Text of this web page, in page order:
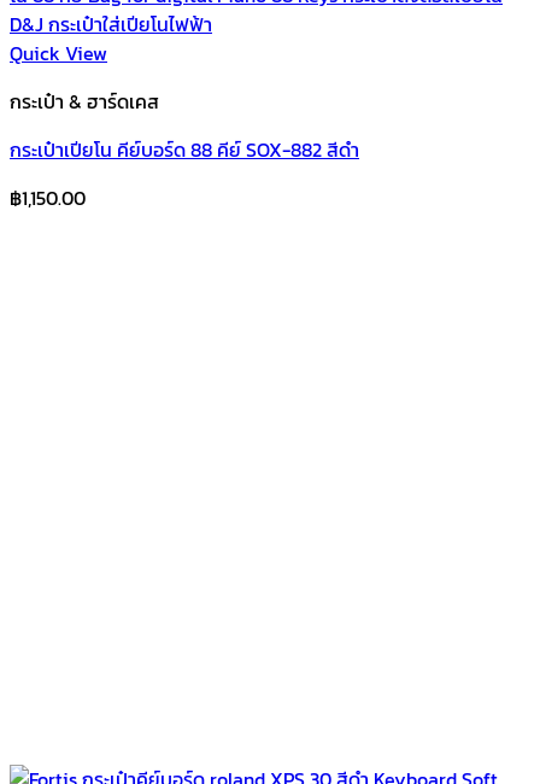
Quick View
กระเป๋า & ฮาร์ดเคส
กระเป๋าเปียโน คีย์บอร์ด 88 คีย์ SOX-882 สีดำ
฿1,150.00